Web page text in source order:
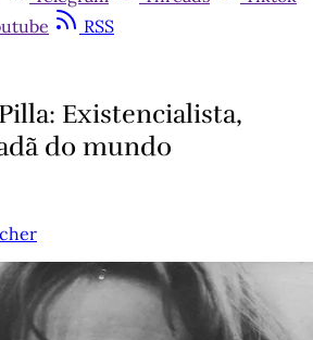
RSS
Existencialista,
do mundo